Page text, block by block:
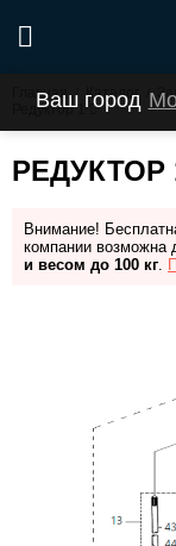
Ваш город
Главная / Каталог
Редуктор 1
РЕДУКТОР
Внимание!
компании возможна
и весом до 100 кг.